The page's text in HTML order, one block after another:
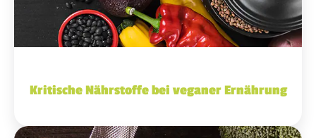
Kritische Nährstoffe bei veganer Ernährung